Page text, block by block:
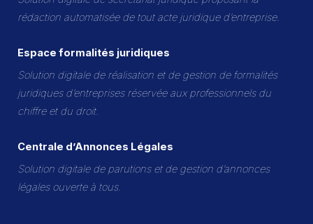
rédaction automatisée de tout acte juridique d’entreprise.
Espace formalités juridiques
Solution digitale de réalisation et de gestion de formalités
juridiques d’entreprises réservée aux professionnels du
chiffre et du droit.
Centrale d’Annonces Légales
Solution digitale de parutions et de gestion d’annonces
légales ouverte à tous.